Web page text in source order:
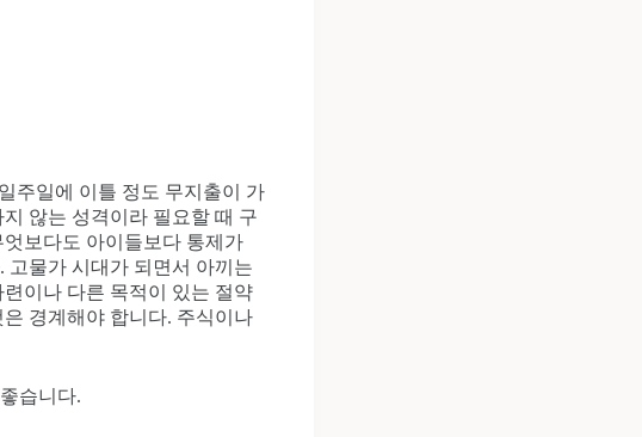
주일에 이틀 정도 무지출이 가
않는 성격이라 필요할 때 구
보다도 아이들보다 통제가
고물가 시대가 되면서 아끼는
이나 다른 목적이 있는 절약
경계해야 합니다. 주식이나
습니다.